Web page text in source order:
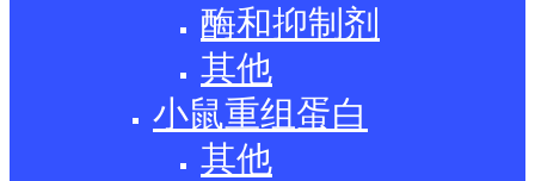
酶和抑制剂
其他
小鼠重组蛋白
其他